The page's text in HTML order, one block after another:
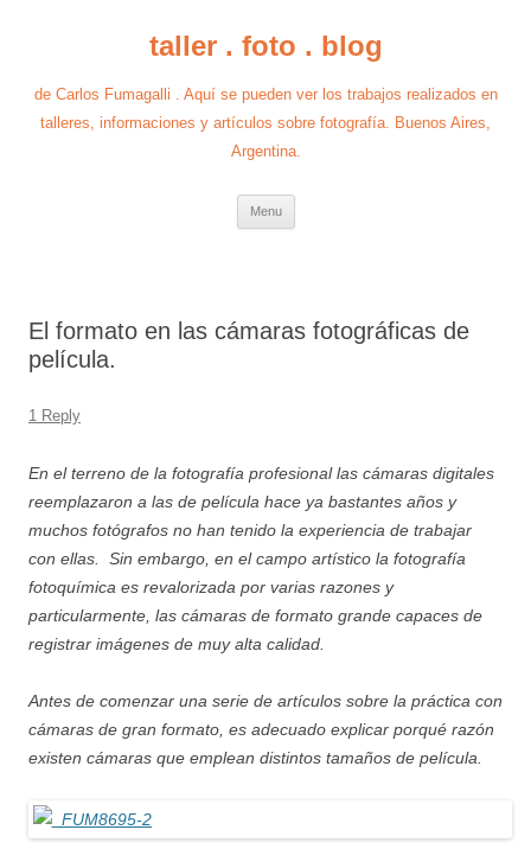
taller . foto . blog
de Carlos Fumagalli . Aquí se pueden ver los trabajos realizados en
talleres, informaciones y artículos sobre fotografía. Buenos Aires,
Argentina.
Menu
El formato en las cámaras fotográficas de
película.
1 Reply
En el terreno de la fotografía profesional las cámaras digitales
reemplazaron a las de película hace ya bastantes años y
muchos fotógrafos no han tenido la experiencia de trabajar
con ellas. Sin embargo, en el campo artístico la fotografía
fotoquímica es revalorizada por varias razones y
particularmente, las cámaras de formato grande capaces de
registrar imágenes de muy alta calidad.
Antes de comenzar una serie de artículos sobre la práctica con
cámaras de gran formato, es adecuado explicar porqué razón
existen cámaras que emplean distintos tamaños de película.